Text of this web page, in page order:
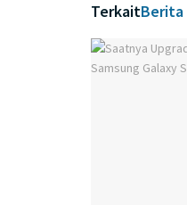
TerkaitBerita